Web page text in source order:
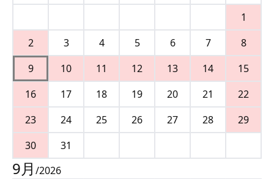
1
2
3 4 5 6 7
8
9
10 11 12 13 14
15
16
17 18 19 20 21
22
23
24 25 26 27 28
29
30
31
9月 /2026